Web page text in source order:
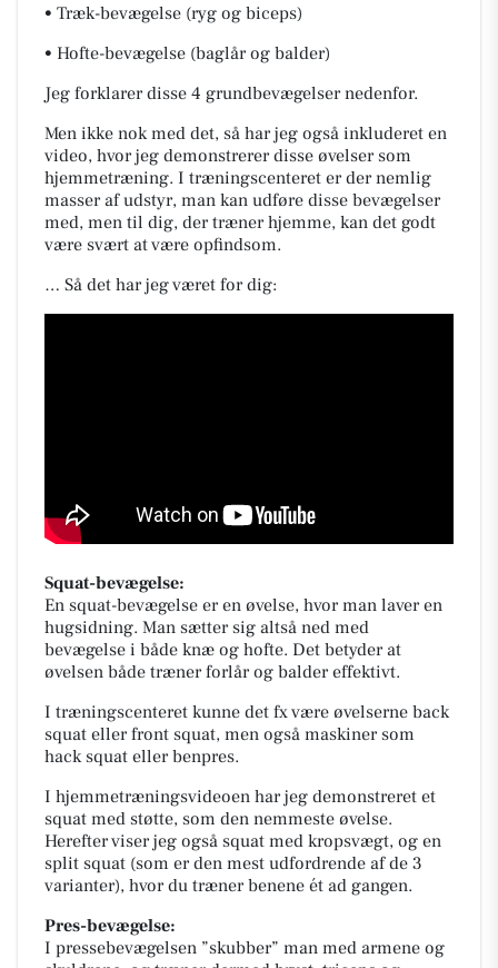
• Træk-bevægelse (ryg og biceps)
• Hofte-bevægelse (baglår og balder)
Jeg forklarer disse 4 grundbevægelser nedenfor.
Men ikke nok med det, så har jeg også inkluderet en
video, hvor jeg demonstrerer disse øvelser som
hjemmetræning. I træningscenteret er der nemlig
masser af udstyr, man kan udføre disse bevægelser
med, men til dig, der træner hjemme, kan det godt
være svært at være opfindsom.
… Så det har jeg været for dig:
Squat-bevægelse:
En squat-bevægelse er en øvelse, hvor man laver en
hugsidning. Man sætter sig altså ned med
bevægelse i både knæ og hofte. Det betyder at
øvelsen både træner forlår og balder effektivt.
I træningscenteret kunne det fx være øvelserne back
squat eller front squat, men også maskiner som
hack squat eller benpres.
I hjemmetræningsvideoen har jeg demonstreret et
squat med støtte, som den nemmeste øvelse.
Herefter viser jeg også squat med kropsvægt, og en
split squat (som er den mest udfordrende af de 3
varianter), hvor du træner benene ét ad gangen.
Pres-bevægelse:
I pressebevægelsen ”skubber” man med armene og